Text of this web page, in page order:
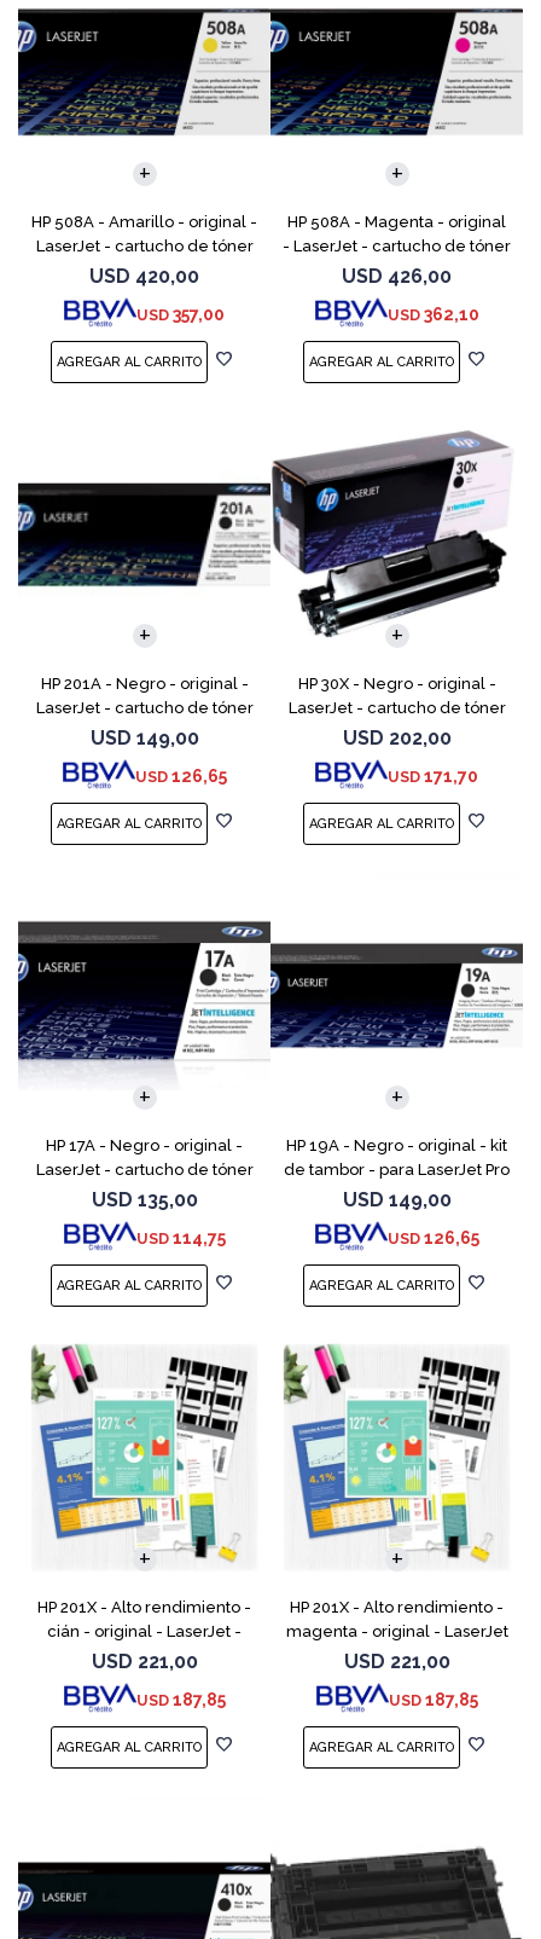
HP 508A - Amarillo - original -
LaserJet - cartucho de tóner
(CF362A) - para Color
LaserJet Enterprise MFP M577;
LaserJet Enterp
USD 420,00
USD 357,00
HP 508A - Magenta - original
- LaserJet - cartucho de tóner
(CF363A) - para Color
LaserJet Enterprise MFP M577;
LaserJet Enterpr
USD 426,00
USD 362,10
HP 201A - Negro - original -
LaserJet - cartucho de tóner
(CF400A) - para Color
LaserJet Pro M252dn,
M252dw, M252n, MFP M277c6,
USD 149,00
USD 126,65
HP 30X - Negro - original -
LaserJet - cartucho de tóner
(CF230X) - para LaserJet Pro
M203d, M203dn, M203dw, MFP
M227fdn, MFP M2
USD 202,00
USD 171,70
HP 17A - Negro - original -
LaserJet - cartucho de tóner
(CF217A) - para LaserJet Pro
M102a, M102w, MFP M130a,
MFP M130fn, MFP M
USD 135,00
USD 114,75
HP 19A - Negro - original - kit
de tambor - para LaserJet Pro
M102, M104, MFP M130, MFP
M132
USD 149,00
USD 126,65
HP 201X - Alto rendimiento -
cián - original - LaserJet -
cartucho de tóner (CF401X) -
para Color LaserJet Pro
M252dn, M252dw, M
USD 221,00
USD 187,85
HP 201X - Alto rendimiento -
magenta - original - LaserJet
- cartucho de tóner (CF403X)
- para Color LaserJet Pro
M252dn, M252dw
USD 221,00
USD 187,85